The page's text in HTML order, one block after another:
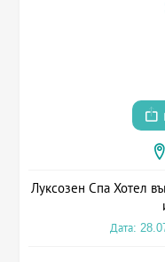
Луксозен Спа Хотел
Дата: